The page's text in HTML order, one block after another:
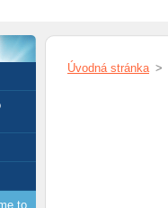
to
Úvodná stránka >